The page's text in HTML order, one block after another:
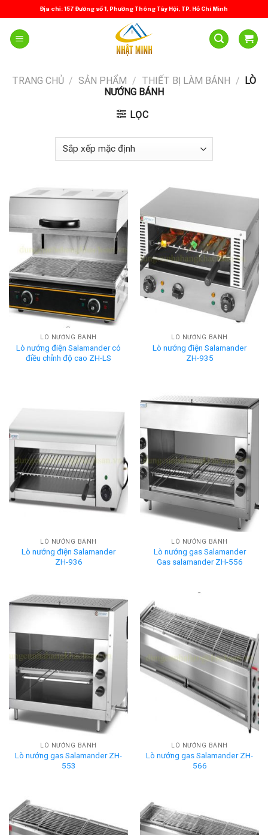
to
content
Địa chỉ: 157 Đường số 1, Phường Thông Tây Hội, TP. Hồ Chí Minh
TRANG CHỦ / SẢN PHẨM / THIẾT BỊ LÀM BÁNH / LÒ
NƯỚNG BÁNH
LỌC
LÒ NƯỚNG BÁNH
Lò nướng điện Salamander có
điều chỉnh độ cao ZH-LS
LÒ NƯỚNG BÁNH
Lò nướng điện Salamander
ZH-935
LÒ NƯỚNG BÁNH
Lò nướng điện Salamander
ZH-936
LÒ NƯỚNG BÁNH
Lò nướng gas Salamander
Gas salamander ZH-556
LÒ NƯỚNG BÁNH
Lò nướng gas Salamander ZH-
553
LÒ NƯỚNG BÁNH
Lò nướng gas Salamander ZH-
566